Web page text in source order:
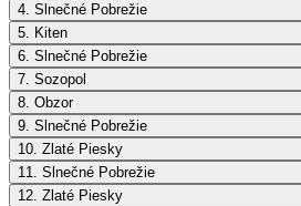
4. Slnečné Pobrežie
5. Kiten
6. Slnečné Pobrežie
7. Sozopol
8. Obzor
9. Slnečné Pobrežie
10. Zlaté Piesky
11. Slnečné Pobrežie
12. Zlaté Piesky